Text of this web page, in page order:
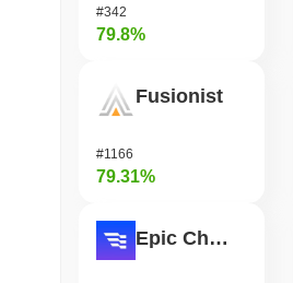
#342
79.8%
Fusionist
#1166
79.31%
Epic Chain